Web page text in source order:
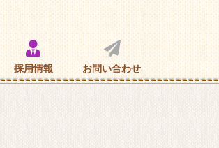
採用情報 お問い合わせ